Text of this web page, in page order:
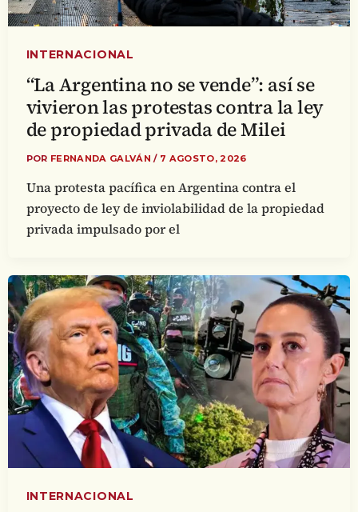
INTERNACIONAL
“La Argentina no se vende”: así se
vivieron las protestas contra la ley
de propiedad privada de Milei
POR FERNANDA GALVÁN/ 7 AGOSTO, 2026
Una protesta pacífica en Argentina contra el
proyecto de ley de inviolabilidad de la propiedad
privada impulsado por el
INTERNACIONAL